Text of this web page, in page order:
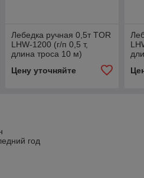
Лебедка ручная 0,5т TOR
LHW-1200 (г/п 0,5 т,
длина троса 10 м)
Цену уточняйте
год